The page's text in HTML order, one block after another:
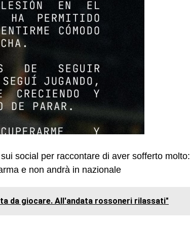
social per raccontare di aver sofferto molto:
e non andrà in nazionale
da giocare. All'andata rossoneri rilassati"